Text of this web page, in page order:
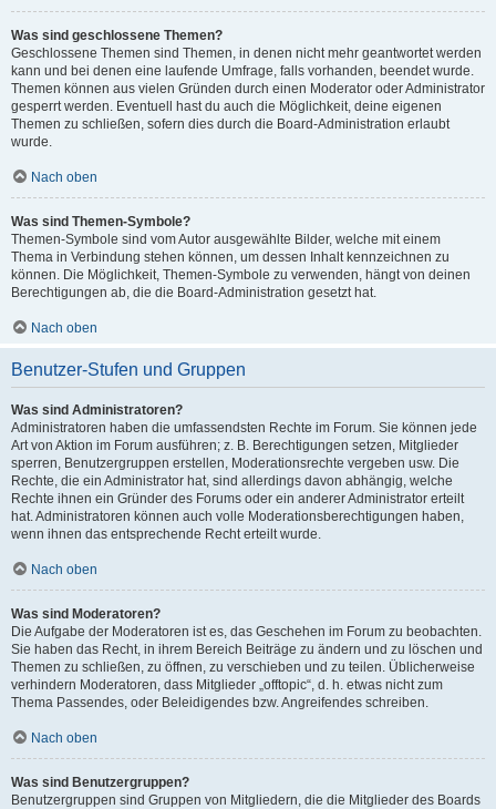
Was sind geschlossene Themen?
Geschlossene Themen sind Themen, in denen nicht mehr geantwortet werden
kann und bei denen eine laufende Umfrage, falls vorhanden, beendet wurde.
Themen können aus vielen Gründen durch einen Moderator oder Administrator
gesperrt werden. Eventuell hast du auch die Möglichkeit, deine eigenen
Themen zu schließen, sofern dies durch die Board-Administration erlaubt
wurde.
Nach oben
Was sind Themen-Symbole?
Themen-Symbole sind vom Autor ausgewählte Bilder, welche mit einem
Thema in Verbindung stehen können, um dessen Inhalt kennzeichnen zu
können. Die Möglichkeit, Themen-Symbole zu verwenden, hängt von deinen
Berechtigungen ab, die die Board-Administration gesetzt hat.
Nach oben
Benutzer-Stufen und Gruppen
Was sind Administratoren?
Administratoren haben die umfassendsten Rechte im Forum. Sie können jede
Art von Aktion im Forum ausführen; z. B. Berechtigungen setzen, Mitglieder
sperren, Benutzergruppen erstellen, Moderationsrechte vergeben usw. Die
Rechte, die ein Administrator hat, sind allerdings davon abhängig, welche
Rechte ihnen ein Gründer des Forums oder ein anderer Administrator erteilt
hat. Administratoren können auch volle Moderationsberechtigungen haben,
wenn ihnen das entsprechende Recht erteilt wurde.
Nach oben
Was sind Moderatoren?
Die Aufgabe der Moderatoren ist es, das Geschehen im Forum zu beobachten.
Sie haben das Recht, in ihrem Bereich Beiträge zu ändern und zu löschen und
Themen zu schließen, zu öffnen, zu verschieben und zu teilen. Üblicherweise
verhindern Moderatoren, dass Mitglieder „offtopic“, d. h. etwas nicht zum
Thema Passendes, oder Beleidigendes bzw. Angreifendes schreiben.
Nach oben
Was sind Benutzergruppen?
Benutzergruppen sind Gruppen von Mitgliedern, die die Mitglieder des Boards